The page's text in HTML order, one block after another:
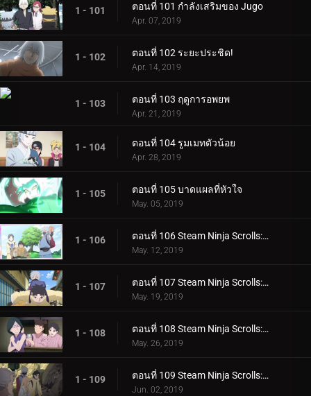
1 - 101 ตอนที่ 101 กำลังเสริมของ Jugo
Apr. 07, 2019
1 - 102 ตอนที่ 102 ระยะประชิด!
Apr. 14, 2019
1 - 103 ตอนที่ 103 ฤดูการอพยพ
Apr. 21, 2019
1 - 104 ตอนที่ 104 รูมเมทตัวน้อย
Apr. 28, 2019
1 - 105 ตอนที่ 105 บาดแผลที่หัวใจ
May. 05, 2019
1 - 106 ตอนที่ 106 Steam Ninja Scrolls: ภารกิจระดับ S!
May. 12, 2019
1 - 107 ตอนที่ 107 Steam Ninja Scrolls: สงครามสุนัขและแมว!
May. 19, 2019
1 - 108 ตอนที่ 108 Steam Ninja Scrolls: โรงแรมผีสิง!
May. 26, 2019
1 - 109 ตอนที่ 109 Steam Ninja Scrolls: มันฝรั่งแผ่นทอดและก้อนหินยักษ์!
Jun. 02, 2019